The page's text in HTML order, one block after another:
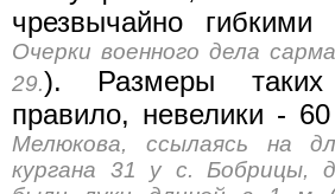
чрезвычайно гибкими
Очерки военного дела
29.). Размеры
правило, невелики -
Мелюкова, ссылаясь на
кургана 31 у с. Бобрицы,